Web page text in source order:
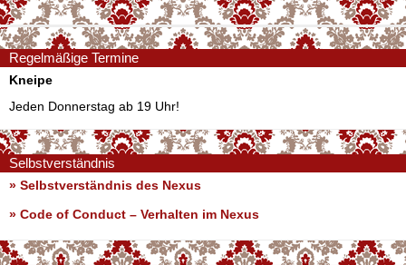
Regelmäßige Termine
Kneipe
Jeden Donnerstag ab 19 Uhr!
Selbstverständnis
» Selbstverständnis des Nexus
» Code of Conduct – Verhalten im Nexus